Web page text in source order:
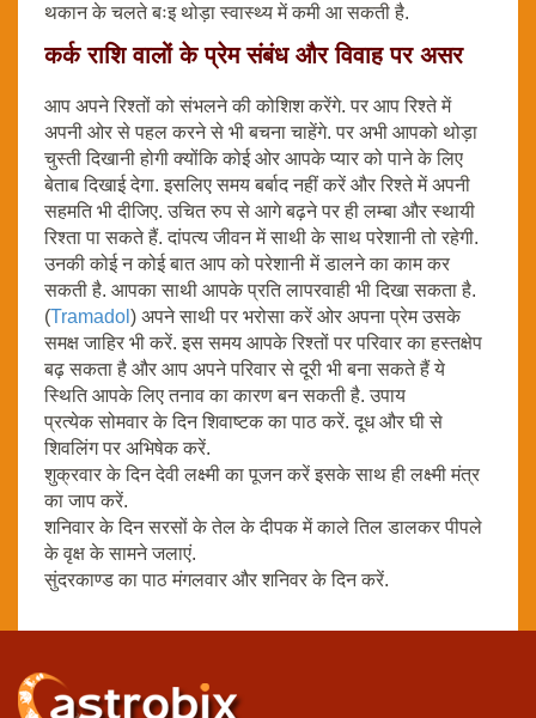
थकान के चलते बःइ थोड़ा स्वास्थ्य में कमी आ सकती है.
कर्क राशि वालों के प्रेम संबंध और विवाह पर असर
आप अपने रिश्तों को संभलने की कोशिश करेंगे. पर आप रिश्ते में
अपनी ओर से पहल करने से भी बचना चाहेंगे. पर अभी आपको थोड़ा
चुस्ती दिखानी होगी क्योंकि कोई ओर आपके प्यार को पाने के लिए
बेताब दिखाई देगा. इसलिए समय बर्बाद नहीं करें और रिश्ते में अपनी
सहमति भी दीजिए. उचित रुप से आगे बढ़ने पर ही लम्बा और स्थायी
रिश्ता पा सकते हैं. दांपत्य जीवन में साथी के साथ परेशानी तो रहेगी.
उनकी कोई न कोई बात आप को परेशानी में डालने का काम कर
सकती है. आपका साथी आपके प्रति लापरवाही भी दिखा सकता है.
(Tramadol ) अपने साथी पर भरोसा करें ओर अपना प्रेम उसके
समक्ष जाहिर भी करें. इस समय आपके रिश्तों पर परिवार का हस्तक्षेप
बढ़ सकता है और आप अपने परिवार से दूरी भी बना सकते हैं ये
स्थिति आपके लिए तनाव का कारण बन सकती है. उपाय
प्रत्येक सोमवार के दिन शिवाष्टक का पाठ करें. दूध और घी से
शिवलिंग पर अभिषेक करें.
शुक्रवार के दिन देवी लक्ष्मी का पूजन करें इसके साथ ही लक्ष्मी मंत्र
का जाप करें.
शनिवार के दिन सरसों के तेल के दीपक में काले तिल डालकर पीपले
के वृक्ष के सामने जलाएं.
सुंदरकाण्ड का पाठ मंगलवार और शनिवर के दिन करें.